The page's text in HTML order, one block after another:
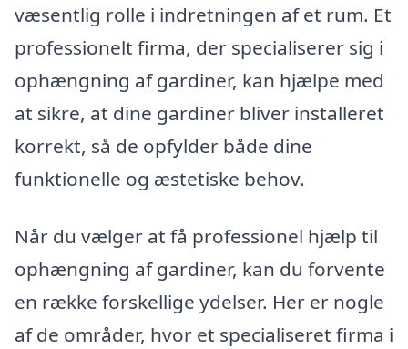
væsentlig rolle i indretningen af et rum. Et
professionelt firma, der specialiserer sig i
ophængning af gardiner, kan hjælpe med
at sikre, at dine gardiner bliver installeret
korrekt, så de opfylder både dine
funktionelle og æstetiske behov.
Når du vælger at få professionel hjælp til
ophængning af gardiner, kan du forvente
en række forskellige ydelser. Her er nogle
af de områder, hvor et specialiseret firma i